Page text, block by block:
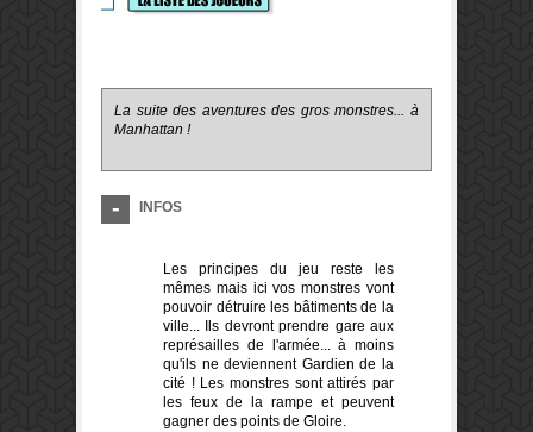
La suite des aventures des gros monstres... à
Manhattan !
INFOS
Les principes du jeu reste les
mêmes mais ici vos monstres vont
pouvoir détruire les bâtiments de la
ville... Ils devront prendre gare aux
représailles de l'armée... à moins
qu'ils ne deviennent Gardien de la
cité ! Les monstres sont attirés par
les feux de la rampe et peuvent
gagner des points de Gloire.